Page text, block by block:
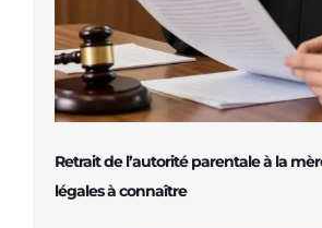
Retrait de l’autorité parentale à la
légales à connaître